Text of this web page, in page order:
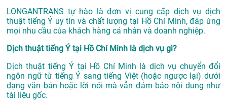
LONGANTRANS tự hào là đơn vị cung cấp dịch vụ dịch
thuật tiếng Ý uy tín và chất lượng tại Hồ Chí Minh, đáp ứng
mọi nhu cầu của khách hàng cá nhân và doanh nghiệp.
Dịch thuật tiếng Ý tại Hồ Chí Minh là dịch vụ gì?
Dịch thuật tiếng Ý tại Hồ Chí Minh là dịch vụ chuyển đổi
ngôn ngữ từ tiếng Ý sang tiếng Việt (hoặc ngược lại) dưới
dạng văn bản hoặc lời nói mà vẫn đảm bảo nội dung như
tài liệu gốc.